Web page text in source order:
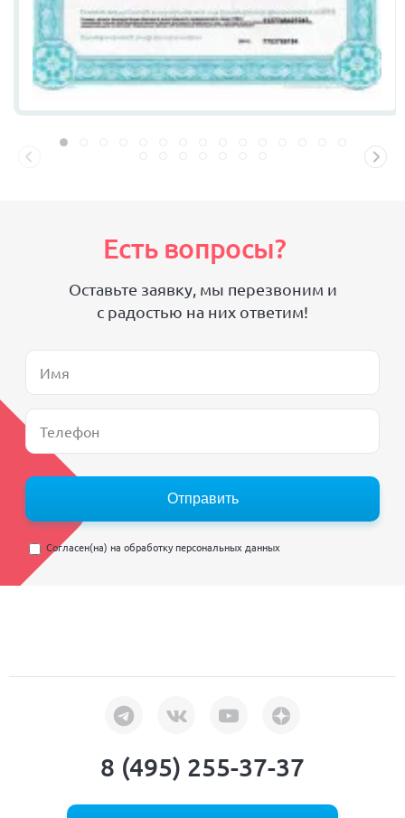
Есть вопросы?
Оставьте заявку, мы перезвоним и
с радостью на них ответим!
Отправить
Согласен(на) на обработку персональных данных
8 (495) 255-37-37